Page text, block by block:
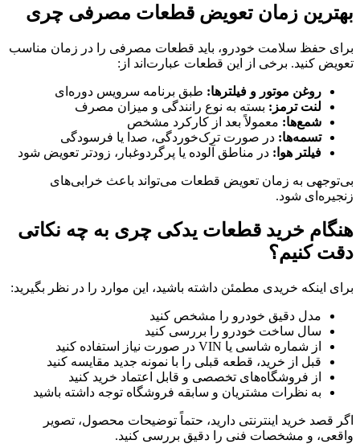
بهترین زمان تعویض قطعات مصرفی چری
برای حفظ سلامت خودرو، باید قطعات مصرفی را در زمان مناسب
تعویض کنید. برخی از این قطعات عبارت‌اند از:
روغن موتور و فیلترها: طبق برنامه سرویس دوره‌ای
لنت ترمز: بسته به نوع رانندگی و میزان مصرف
شمع‌ها: معمولاً بعد از کارکرد مشخص
تسمه‌ها: در صورت ترک‌خوردگی، صدا یا فرسودگی
فیلتر هوا: در مناطق آلوده یا پرگردوغبار، زودتر تعویض شود
بی‌توجهی به زمان تعویض قطعات می‌تواند باعث خرابی‌های
زنجیره‌ای شود.
هنگام خرید قطعات یدکی چری به چه نکاتی
دقت کنیم؟
برای اینکه خریدی مطمئن داشته باشید، این موارد را در نظر بگیرید:
مدل دقیق خودرو را مشخص کنید
سال ساخت خودرو را بررسی کنید
از شماره شاسی یا VIN در صورت نیاز استفاده کنید
قبل از خرید، قطعه قبلی را با نمونه جدید مقایسه کنید
از فروشگاه‌های تخصصی و قابل اعتماد خرید کنید
به نظرات مشتریان و سابقه فروشگاه توجه داشته باشید
اگر قصد خرید اینترنتی دارید، حتماً توضیحات محصول، تصویر
واقعی، و مشخصات فنی را دقیق بررسی کنید.